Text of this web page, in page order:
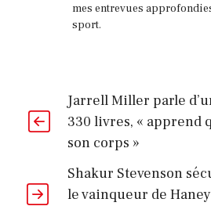
mes entrevues
sport.
Jarrell Miller parle
330 livres, « apprend
son corps »
Shakur Stevenson
le vainqueur de